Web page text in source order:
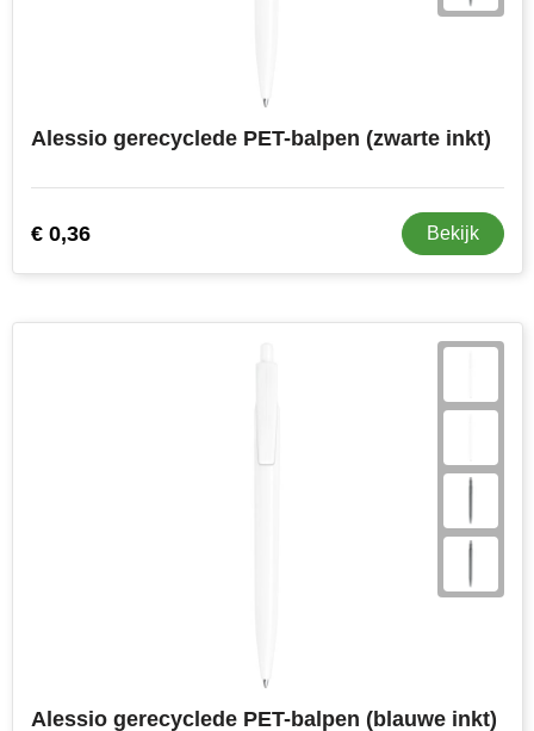
Alessio gerecyclede PET-balpen (zwarte inkt)
€ 0,36 Bekijk
Alessio gerecyclede PET-balpen (blauwe inkt)